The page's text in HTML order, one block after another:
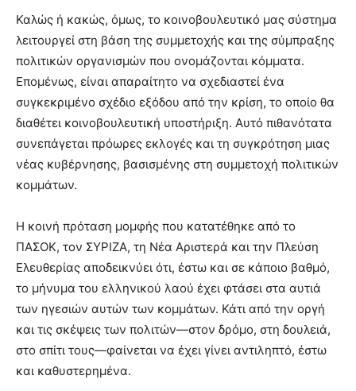
Καλώς ή κακώς, όμως, το κοινοβουλευτικό μας σύστημα
λειτουργεί στη βάση της συμμετοχής και της σύμπραξης
πολιτικών οργανισμών που ονομάζονται κόμματα.
Επομένως, είναι απαραίτητο να σχεδιαστεί ένα
συγκεκριμένο σχέδιο εξόδου από την κρίση, το οποίο θα
διαθέτει κοινοβουλευτική υποστήριξη. Αυτό πιθανότατα
συνεπάγεται πρόωρες εκλογές και τη συγκρότηση μιας
νέας κυβέρνησης, βασισμένης στη συμμετοχή πολιτικών
κομμάτων.
Η κοινή πρόταση μομφής που κατατέθηκε από το
ΠΑΣΟΚ, τον ΣΥΡΙΖΑ, τη Νέα Αριστερά και την Πλεύση
Ελευθερίας αποδεικνύει ότι, έστω και σε κάποιο βαθμό,
το μήνυμα του ελληνικού λαού έχει φτάσει στα αυτιά
των ηγεσιών αυτών των κομμάτων. Κάτι από την οργή
και τις σκέψεις των πολιτών—στον δρόμο, στη δουλειά,
στο σπίτι τους—φαίνεται να έχει γίνει αντιληπτό, έστω
και καθυστερημένα.